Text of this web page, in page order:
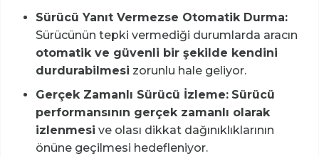
Sürücü Yanıt Vermezse Otomatik Durma:
Sürücünün tepki vermediği durumlarda aracın
otomatik ve güvenli bir şekilde kendini
durdurabilmesi zorunlu hale geliyor.
Gerçek Zamanlı Sürücü İzleme: Sürücü
performansının gerçek zamanlı olarak
izlenmesi ve olası dikkat dağınıklıklarının
önüne geçilmesi hedefleniyor.